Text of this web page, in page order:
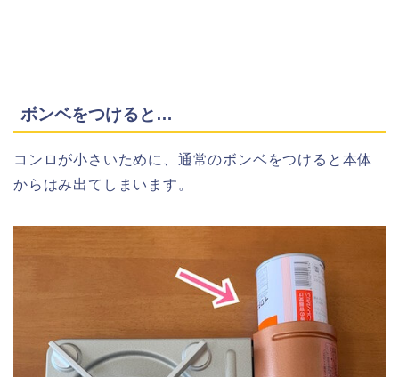
ボンベをつけると…
コンロが小さいために、通常のボンベをつけると本体
からはみ出てしまいます。